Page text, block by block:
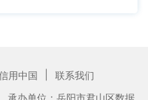
用中国
联系我们